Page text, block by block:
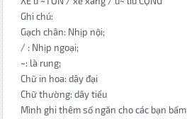
Ghi chú:
Gạch chân: Nhịp nội;
/ : Nhịp ngoại;
~: là rung;
Chữ in hoa: dây đại
Chữ thường: dây tiểu
Mình ghi thêm số ngăn cho các bạn bấm